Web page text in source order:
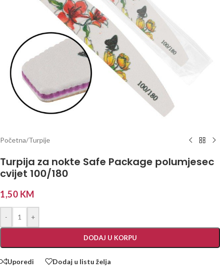
Početna/Turpije
Turpija za nokte Safe Package polumjesec
cvijet 100/180
1,50 KM
- +
DODAJ U KORPU
Uporedi Dodaj u listu želja